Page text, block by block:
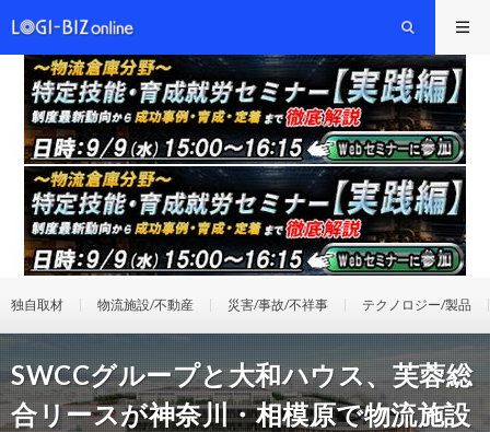
独自取材 物流施設/不動産 災害/事故/不祥事 テクノロジー/製品
SWCCグループと大和ハウス、芙蓉総
合リースが神奈川・相模原で物流施設